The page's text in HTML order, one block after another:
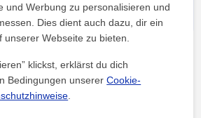
kommst!
und Werbung zu personalisieren und
Dies dient auch dazu, dir ein
Webseite zu bieten.
klickst, erklärst du dich
Bedingungen unsererCookie-